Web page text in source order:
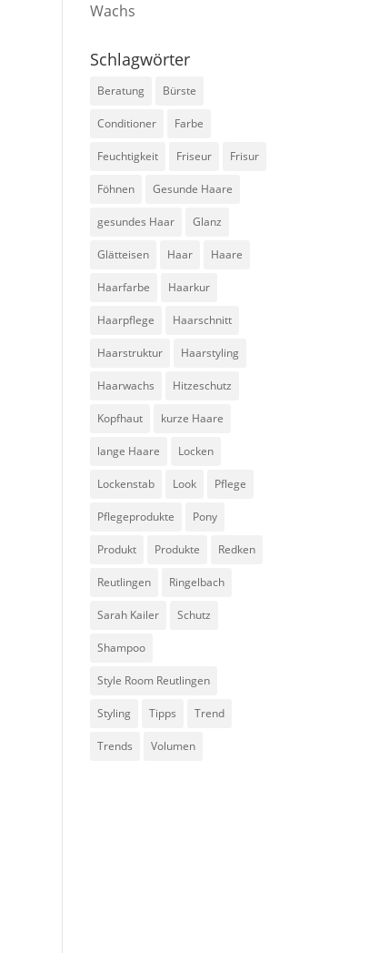
Wachs
Schlagwörter
Beratung Bürste
Conditioner Farbe
Feuchtigkeit Friseur Frisur
Föhnen Gesunde Haare
gesundes Haar Glanz
Glätteisen Haar Haare
Haarfarbe Haarkur
Haarpflege Haarschnitt
Haarstruktur Haarstyling
Haarwachs Hitzeschutz
Kopfhaut kurze Haare
lange Haare Locken
Lockenstab Look Pflege
Pflegeprodukte Pony
Produkt Produkte Redken
Reutlingen Ringelbach
Sarah Kailer Schutz
Shampoo
Style Room Reutlingen
Styling Tipps Trend
Trends Volumen